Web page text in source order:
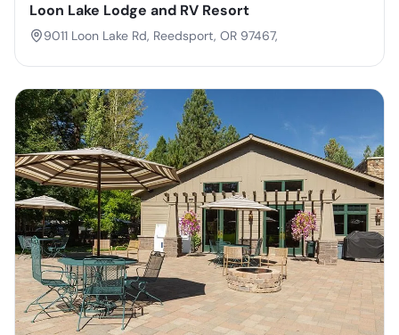
Loon Lake Lodge and RV Resort
9011 Loon Lake Rd, Reedsport, OR 97467,